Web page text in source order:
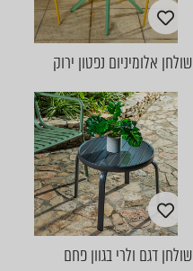
שולחן אלומיניום נפטון ירוק
שולחן דגם ולרי בגוון פחם